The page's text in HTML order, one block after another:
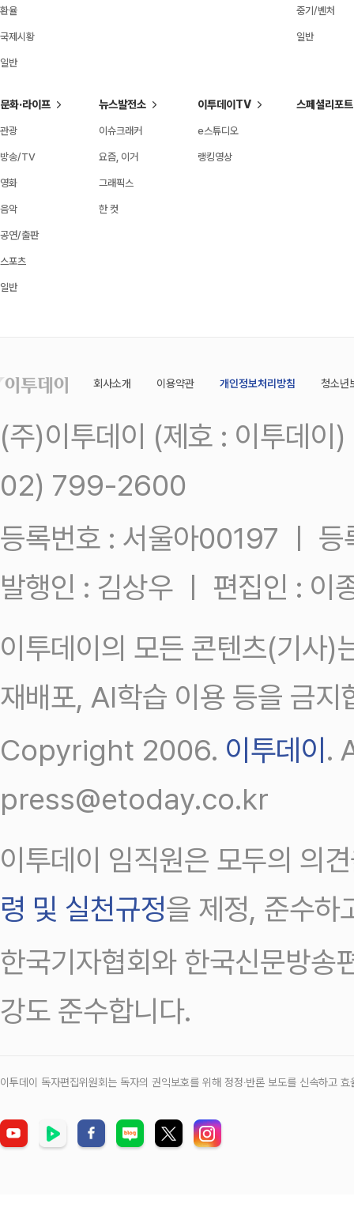
환율
국제시황
일반
중기/벤처
일반
문화·라이프
관광
방송/TV
영화
음악
공연/출판
스포츠
일반
뉴스발전소
이슈크래커
요즘, 이거
그래픽스
한 컷
이투데이TV
e스튜디오
랭킹영상
스페셜리포트
회사소개 이용약관 개인정보처리방침 청소년
(주)이투데이 (제호 : 이투데
02) 799-2600
등록번호 : 서울아00197 ㅣ
발행인 : 김상우 ㅣ 편집인 : 이
이투데이의 모든 콘텐츠(기사)
재배포, AI학습 이용 등을 금지
Copyright 2006. 이투데이 .
press@etoday.co.kr
이투데이 임직원은 모두의 의
령 및 실천규정을 제정, 준수하
한국기자협회와 한국신문방송
강도 준수합니다.
이투데이 독자편집위원회는 독자의 권익보호를 위해 정정‧반론 보도를 신속하고